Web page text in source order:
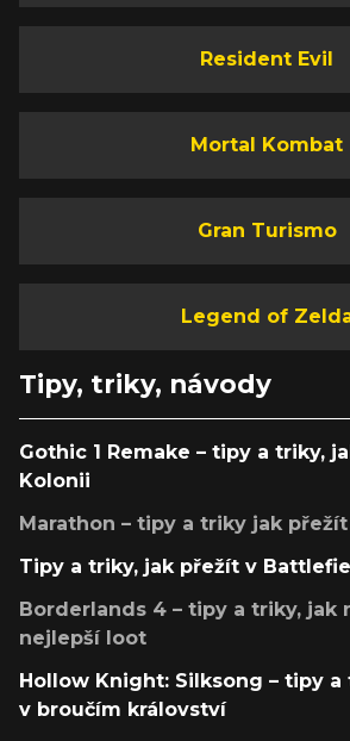
Resident Evil
Mortal Kombat
Gran Turismo
Legend of
Tipy, triky, návody
Gothic 1 Remake – tipy a triky,
Kolonii
Marathon – tipy a triky jak
Tipy a triky, jak přežít v
Borderlands 4 – tipy a triky, jak
nejlepší loot
Hollow Knight: Silksong – tipy
v broučím království